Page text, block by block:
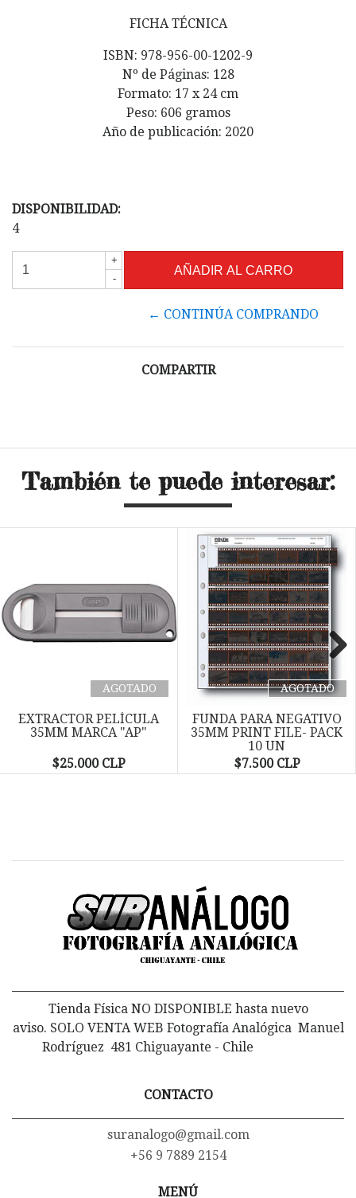
FICHA TÉCNICA
ISBN: 978-956-00-1202-9
Nº de Páginas: 128
Formato: 17 x 24 cm
Peso: 606 gramos
Año de publicación: 2020
DISPONIBILIDAD:
4
+
-
← CONTINÚA COMPRANDO
COMPARTIR
También te puede interesar:
AGOTADO
EXTRACTOR PELÍCULA
35MM MARCA "AP"
$25.000 CLP
AGOTADO
FUNDA PARA NEGATIVO
35MM PRINT FILE- PACK
10 UN
$7.500 CLP
Next
Tienda Física NO DISPONIBLE hasta nuevo
aviso. SOLO VENTA WEB Fotografía Analógica Manuel
Rodríguez 481 Chiguayante - Chile
CONTACTO
suranalogo@gmail.com
+56 9 7889 2154
MENÚ